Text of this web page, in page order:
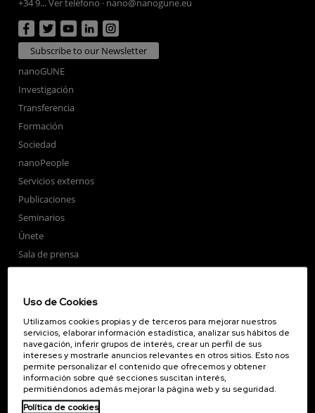
+34 9... Ver teléfono · nano@nanogune.eu
Subscribe to our Newsletter
nanoGUNE
Investigación
Transferencia
Formación
Sociedad
nanoPeople
Servicios externos
Publicaciones
Seminarios
Únete
Sala de prensa
Nanomagnetismo
Nanoóptica
Autoensamblado
Nanobiosistemas
Nanodispositivos
Microscopía Electrónica
Uso de Cookies
Utilizamos cookies propias y de terceros para mejorar nuestros
servicios, elaborar información estadística, analizar sus hábitos de
navegación, inferir grupos de interés, crear un perfil de sus
intereses y mostrarle anuncios relevantes en otros sitios. Esto nos
permite personalizar el contenido que ofrecemos y obtener
información sobre qué secciones suscitan interés,
permitiéndonos además mejorar la página web y su seguridad.
Política de cookies